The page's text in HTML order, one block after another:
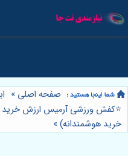
صفحه اصلی »
⭐️کفش ورزشی آرمیس ارزش
خرید هوشمندانه)»